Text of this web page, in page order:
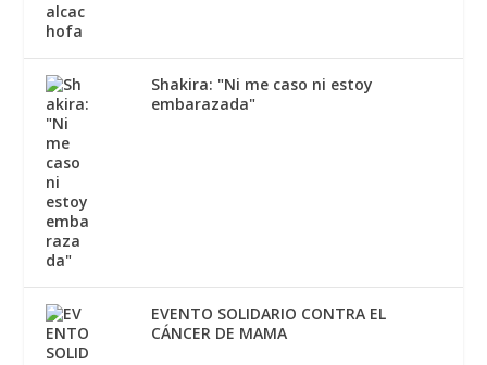
Shakira: "Ni me caso ni estoy
embarazada"
EVENTO SOLIDARIO CONTRA EL
CÁNCER DE MAMA